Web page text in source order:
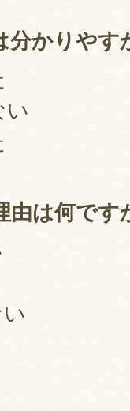
分かりやす
い
は何です